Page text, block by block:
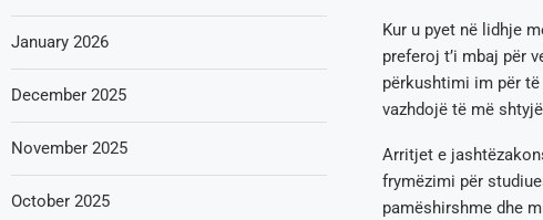
Kur u pyet në lidhje
preferoj t’i mbaj për
përkushtimi im për
vazhdojë të më shtyjë
Arritjet e
frymëzimi për
pamëshirshme dhe
January 2026
December 2025
November 2025
October 2025